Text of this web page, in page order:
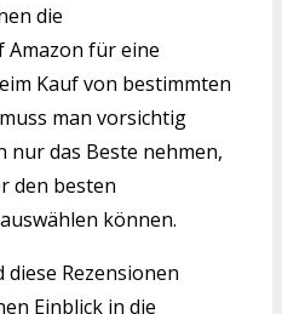
die
Amazon für eine
Kauf von bestimmten
man vorsichtig
nur das Beste nehmen,
den besten
können.
Rezensionen
Einblick in die